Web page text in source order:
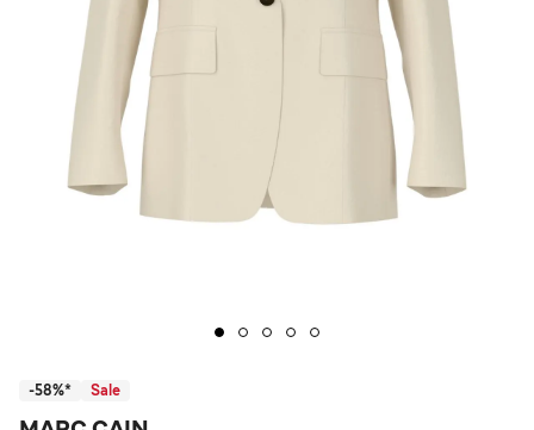
-58%* Sale